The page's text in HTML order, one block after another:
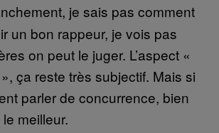
je sais pas comment
un bon rappeur, je vois pas
on peut le juger. L’aspect «
ça reste très subjectif. Mais si
parler de concurrence, bien
le meilleur.